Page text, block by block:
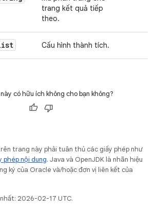
trang kết quả tiếp
theo.
Cấu hình thành tích.
có hữu ích không cho bạn không?
trang này phải tuân thủ các giấy phép như
phép nội dung. Java và OpenJDK là nhãn hiệu
ký của Oracle và/hoặc đơn vị liên kết của
2026-02-17 UTC.